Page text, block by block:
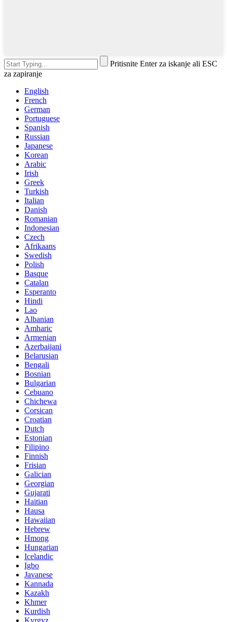
Pritisnite Enter za iskanje ali ESC
za zapiranje
English
French
German
Portuguese
Spanish
Russian
Japanese
Korean
Arabic
Irish
Greek
Turkish
Italian
Danish
Romanian
Indonesian
Czech
Afrikaans
Swedish
Polish
Basque
Catalan
Esperanto
Hindi
Lao
Albanian
Amharic
Armenian
Azerbaijani
Belarusian
Bengali
Bosnian
Bulgarian
Cebuano
Chichewa
Corsican
Croatian
Dutch
Estonian
Filipino
Finnish
Frisian
Galician
Georgian
Gujarati
Haitian
Hausa
Hawaiian
Hebrew
Hmong
Hungarian
Icelandic
Igbo
Javanese
Kannada
Kazakh
Khmer
Kurdish
Kyrgyz